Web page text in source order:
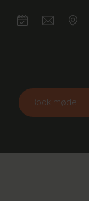
Book møde